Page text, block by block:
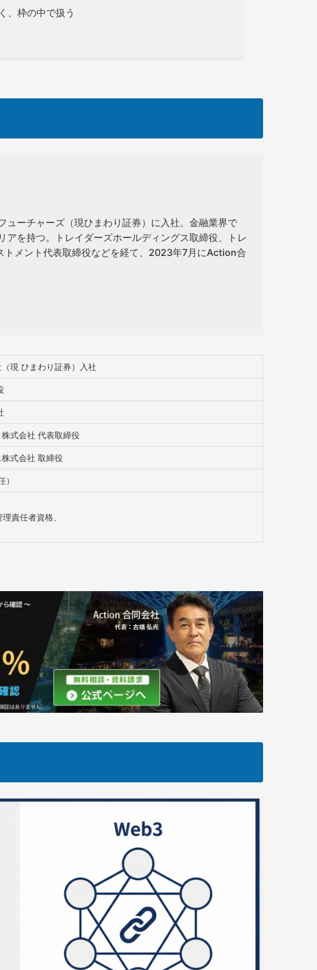
、枠の中で扱う
ューチャーズ（現ひまわり証券）に入社。金融業界で
アを持つ。トレイダーズホールディングス取締役、トレ
トメント代表取締役などを経て、2023年7月にAction合
（現 ひまわり証券）入社
式会社 代表取締役
式会社 取締役
責任者資格、